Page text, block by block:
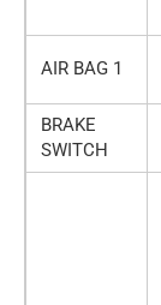
AIR BAG 1
BRAKE
SWITCH